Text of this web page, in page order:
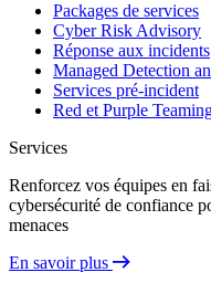
Packages de services
Cyber Risk Advisory
Réponse aux incidents
Managed Detection
Services pré-incident
Red et Purple
Services
Renforcez vos équipes en
cybersécurité de confiance
menaces
En savoir plus